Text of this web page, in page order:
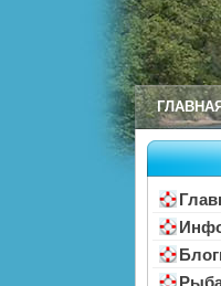
ГЛАВНАЯ